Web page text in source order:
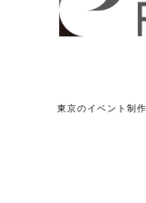
東京のイベント制